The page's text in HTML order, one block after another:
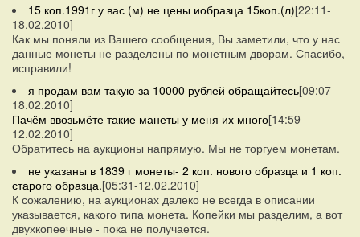
15 коп.1991г у вас (м) не цены иобразца 15коп.(л)[22:11-
18.02.2010]
Как мы поняли из Вашего сообщения, Вы заметили, что у нас
данные монеты не разделены по монетным дворам. Спасибо,
исправили!
я продам вам такую за 10000 рублей обращайтесь[09:07-
18.02.2010]
Пачём ввозьмёте такие манеты у меня их много[14:59-
12.02.2010]
Обратитесь на аукционы напрямую. Мы не торгуем монетам.
не указаны в 1839 г монеты- 2 коп. нового образца и 1 коп.
старого образца.[05:31-12.02.2010]
К сожалению, на аукционах далеко не всегда в описании
указывается, какого типа монета. Копейки мы разделим, а вот
двухкопеечные - пока не получается.